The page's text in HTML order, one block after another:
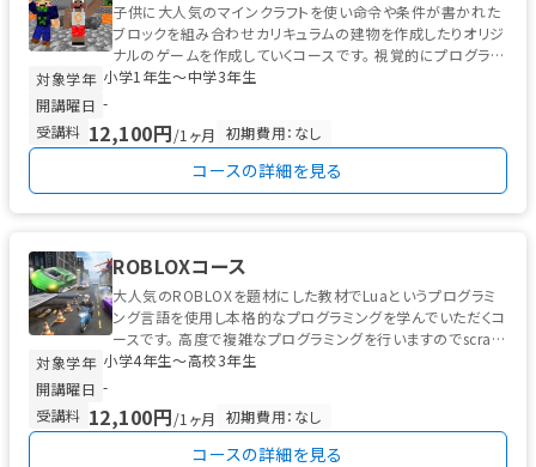
子供に大人気のマインクラフトを使い命令や条件が書かれた
ブロックを組み合わせカリキュラムの建物を作成したりオリジ
ナルのゲームを作成していくコースです。 視覚的にプログラミ
ングの概念が理解できるた...
対象学年 小学1年生〜中学3年生
開講曜日 -
受講料 12,100円/1ヶ月 初期費用：なし
コースの詳細を見る
ROBLOXコース
大人気のROBLOXを題材にした教材でLuaというプログラミ
ング言語を使用し本格的なプログラミングを学んでいただくコ
ースです。 高度で複雑なプログラミングを行いますのでscratc
hまたはマイ...
対象学年 小学4年生〜高校3年生
開講曜日 -
受講料 12,100円/1ヶ月 初期費用：なし
コースの詳細を見る